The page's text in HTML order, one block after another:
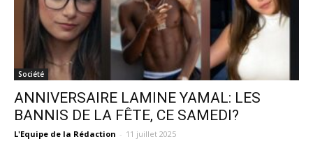
Société
ANNIVERSAIRE LAMINE YAMAL: LES
BANNIS DE LA FÊTE, CE SAMEDI?
L'Equipe de la Rédaction - 11 juillet 2025